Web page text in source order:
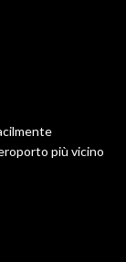
più vicino